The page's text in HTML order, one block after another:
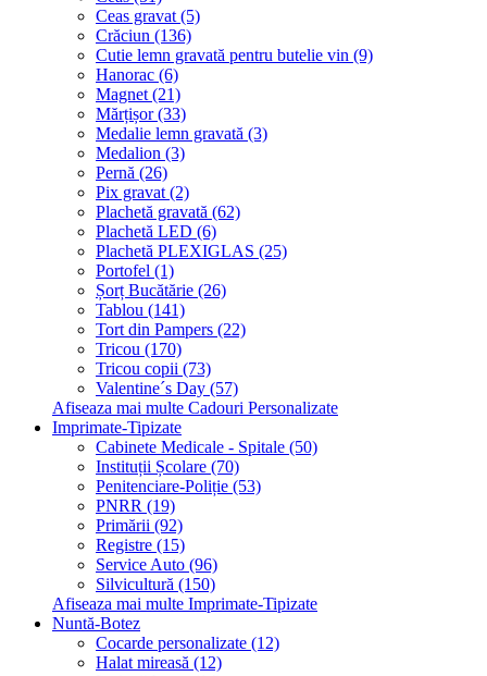
Ceas gravat (5)
Crăciun (136)
Cutie lemn gravată pentru butelie vin (9)
Hanorac (6)
Magnet (21)
Mărțișor (33)
Medalie lemn gravată (3)
Medalion (3)
Pernă (26)
Pix gravat (2)
Plachetă gravată (62)
Plachetă LED (6)
Plachetă PLEXIGLAS (25)
Portofel (1)
Șorț Bucătărie (26)
Tablou (141)
Tort din Pampers (22)
Tricou (170)
Tricou copii (73)
Valentine´s Day (57)
Afiseaza mai multe Cadouri Personalizate
Imprimate-Tipizate
Cabinete Medicale - Spitale (50)
Instituții Școlare (70)
Penitenciare-Poliție (53)
PNRR (19)
Primării (92)
Registre (15)
Service Auto (96)
Silvicultură (150)
Afiseaza mai multe Imprimate-Tipizate
Nuntă-Botez
Cocarde personalizate (12)
Halat mireasă (12)